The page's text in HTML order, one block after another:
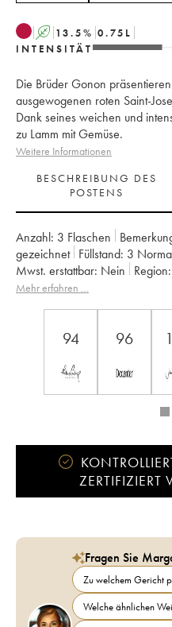
A 13.5% 0.75 L
INTENSITÄT
Die Brüder Gonon
ausgewogenen roten Saint-
Dank seines weichen und
zu Lamm mit Gemüse.
Weitere Informationen
BESCHREIBUNG DES
POSTENS
Anzahl: 3 Flaschen
gezeichnet Füllstand: 3
Mwst. erstattbar:
nein Region:
Appellation: Saint-Joseph
Mehr erfahren …
94 96
ZERTIFIZIERT
Fragen Sie
Zu welchem Gericht
Welche ähnlichen